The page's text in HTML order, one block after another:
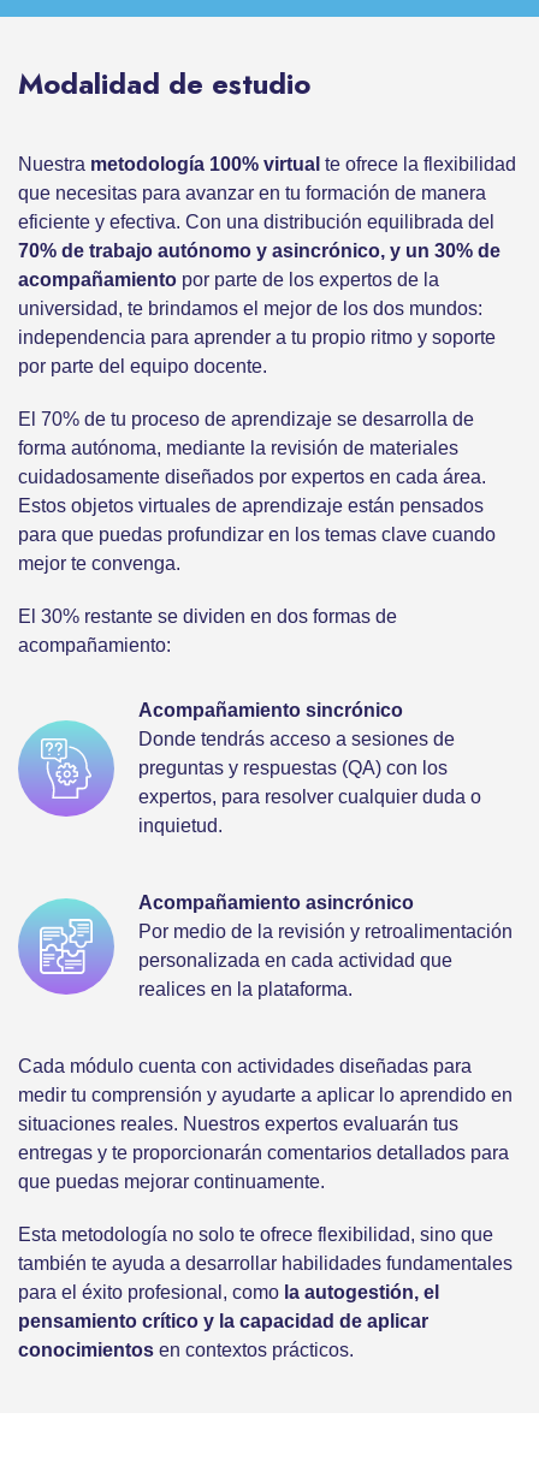
Modalidad de estudio
Nuestra metodología 100% virtual te ofrece la flexibilidad
que necesitas para avanzar en tu formación de manera
eficiente y efectiva. Con una distribución equilibrada del
70% de trabajo autónomo y asincrónico, y un 30% de
acompañamiento por parte de los expertos de la
universidad, te brindamos el mejor de los dos mundos:
independencia para aprender a tu propio ritmo y soporte
por parte del equipo docente.
El 70% de tu proceso de aprendizaje se desarrolla de
forma autónoma, mediante la revisión de materiales
cuidadosamente diseñados por expertos en cada área.
Estos objetos virtuales de aprendizaje están pensados
para que puedas profundizar en los temas clave cuando
mejor te convenga.
El 30% restante se dividen en dos formas de
acompañamiento:
Acompañamiento sincrónico
Donde tendrás acceso a sesiones de
preguntas y respuestas (QA) con los
expertos, para resolver cualquier duda o
inquietud.
Acompañamiento asincrónico
Por medio de la revisión y retroalimentación
personalizada en cada actividad que
realices en la plataforma.
Cada módulo cuenta con actividades diseñadas para
medir tu comprensión y ayudarte a aplicar lo aprendido en
situaciones reales. Nuestros expertos evaluarán tus
entregas y te proporcionarán comentarios detallados para
que puedas mejorar continuamente.
Esta metodología no solo te ofrece flexibilidad, sino que
también te ayuda a desarrollar habilidades fundamentales
para el éxito profesional, como la autogestión, el
pensamiento crítico y la capacidad de aplicar
conocimientos en contextos prácticos.